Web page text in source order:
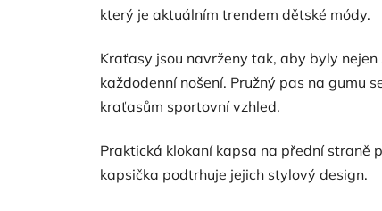
který je aktuálním trendem dětské módy.
Kraťasy jsou navrženy tak, aby byly
každodenní nošení. Pružný pas na gumu
kraťasům sportovní vzhled.
Praktická klokaní kapsa na přední straně
kapsička podtrhuje jejich stylový design.